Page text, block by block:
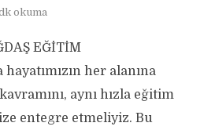
okuma
EĞİTİM
her alanına
aynı hızla eğitim
entegre etmeliyiz. Bu